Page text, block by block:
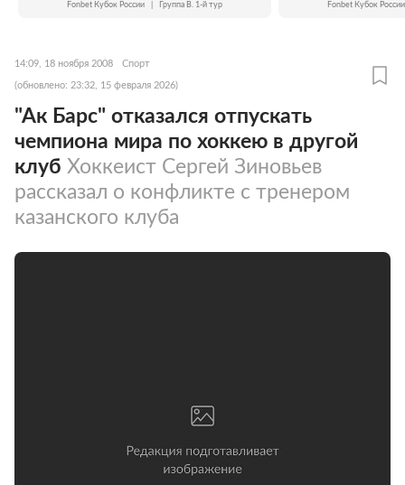
Fonbet Кубок России Группа B. 1-й тур Fonbet Кубок России
14:09, 18 ноября 2008 Спорт
(обновлено: 23:32, 15 февраля 2026)
"Ак Барс" отказался отпускать
чемпиона мира по хоккею в другой
клуб Хоккеист Сергей Зиновьев
рассказал о конфликте с тренером
казанского клуба